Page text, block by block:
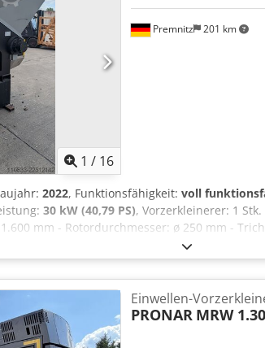
1 / 16
Premnitz 201 km
2022, Funktionsfähigkeit: voll
30 kW (40,79 PS), Vorzerkleinerer: 1
mm - Rotordurchmesser: ø 250 mm -
- Gewicht: 1.750 kg. Dedeztauropfx
- Transportband für
Funktionstest möglich. Nur Abholung in
Einwellen-
PRONAR MRW